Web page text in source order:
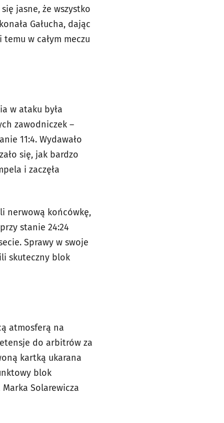
jasne, że wszystko
Gałucha, dając
w całym meczu
w ataku była
zawodniczek –
11:4. Wydawało
się, jak bardzo
i zaczęła
nerwową końcówkę,
stanie 24:24
Sprawy w swoje
skuteczny blok
atmosferą na
do arbitrów za
kartką ukarana
blok
Solarewicza